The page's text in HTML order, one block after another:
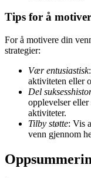
Tips for å
For å motivere din
strategier:
Vær entusiastisk
aktiviteten eller
Del
opplevelser eller
aktiviteter.
Tilby støtte: Vis
venn gjennom